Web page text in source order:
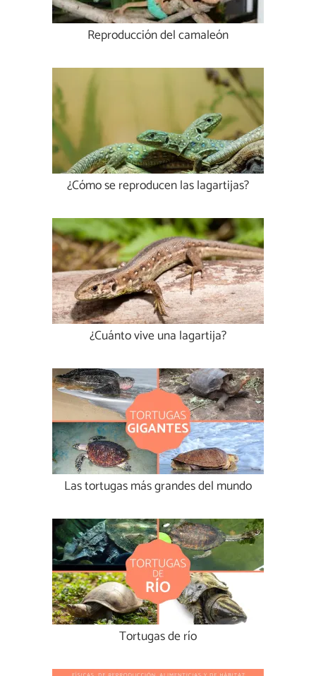
Reproducción del camaleón
¿Cómo se reproducen las lagartijas?
¿Cuánto vive una lagartija?
Las tortugas más grandes del mundo
Tortugas de río